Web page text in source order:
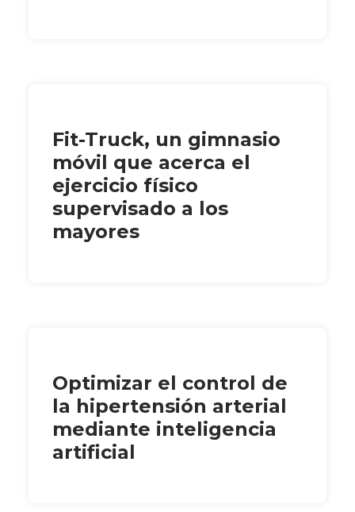
Fit-Truck, un gimnasio
móvil que acerca el
ejercicio físico
supervisado a los
mayores
Optimizar el control de
la hipertensión arterial
mediante inteligencia
artificial